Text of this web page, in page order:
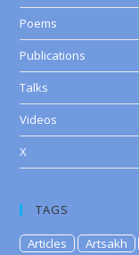
Poems
Publications
Talks
Videos
X
TAGS
Articles Artsakh